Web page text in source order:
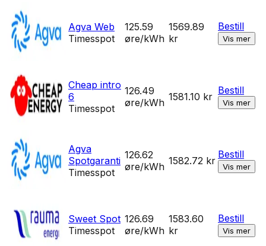
Agva Web
Timesspot
125.59
øre/kWh
1569.89
kr
Bestill
Vis mer
Cheap intro
6
Timesspot
126.49
øre/kWh 1581.10 kr
Bestill
Vis mer
Agva
Spotgaranti
Timesspot
126.62
øre/kWh 1582.72 kr
Bestill
Vis mer
Sweet Spot
Timesspot
126.69
øre/kWh
1583.60
kr
Bestill
Vis mer